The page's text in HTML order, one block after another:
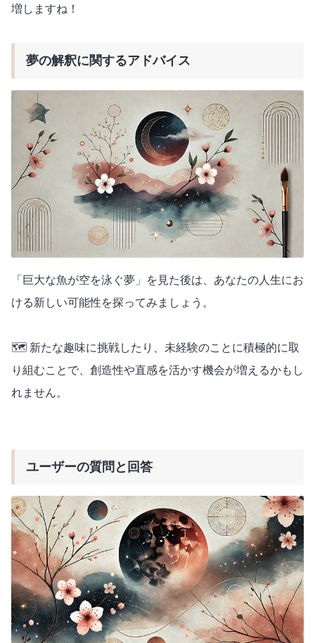
増しますね！
夢の解釈に関するアドバイス
「巨大な魚が空を泳ぐ夢」を見た後は、あなたの人生にお
ける新しい可能性を探ってみましょう。
🗺️ 新たな趣味に挑戦したり、未経験のことに積極的に取
り組むことで、創造性や直感を活かす機会が増えるかもし
れません。
ユーザーの質問と回答